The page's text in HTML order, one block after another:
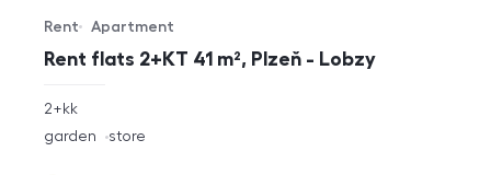
Rent flats 2+KT 41 m², Plzeň - Lobzy
Offer type
Rent
Property type
Apartment
rozměry
2+kk
funkce
garden store